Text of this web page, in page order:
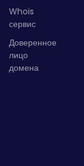
Whois
сервис
Доверенное
лицо
домена